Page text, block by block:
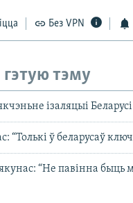
Без VPN
тэму
ізаляцыі Беларусі
“Толькі ў беларусаў
“Не павінна быць